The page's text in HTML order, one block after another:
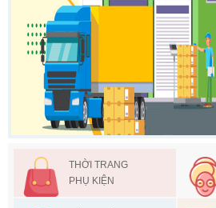
THỜI TRANG
PHỤ KIỆN